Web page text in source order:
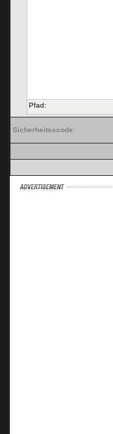
Pfad:
Sicherheitsscode: